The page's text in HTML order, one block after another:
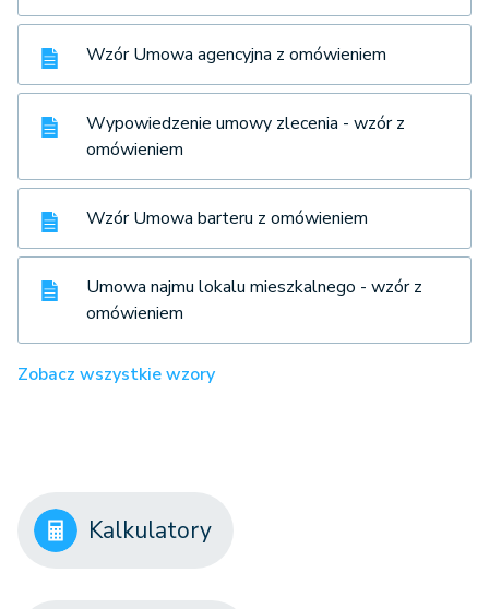
Wzór Umowa agencyjna z omówieniem
Wypowiedzenie umowy zlecenia - wzór z
omówieniem
Wzór Umowa barteru z omówieniem
Umowa najmu lokalu mieszkalnego - wzór z
omówieniem
Zobacz wszystkie wzory
Kalkulatory